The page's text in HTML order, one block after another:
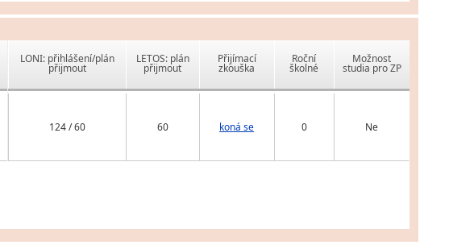
LONI: přihlášení/plán
přijmout
LETOS: plán
přijmout
Přijímací
zkouška
Roční
školné
Možnost
studia pro ZP
124 / 60 60 koná se 0 Ne